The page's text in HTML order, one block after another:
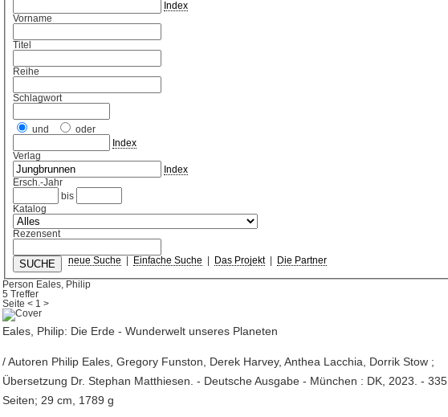
Index
Vorname
Titel
Reihe
Schlagwort
und
oder
Index
Verlag
Index
Ersch.-Jahr
bis
Katalog
Rezensent
neue Suche Einfache Suche Das Projekt| Die Partner
Person Eales, Philip
5 Treffer
Seite< 1 >
Eales, Philip: Die Erde - Wunderwelt unseres Planeten
/ Autoren Philip Eales, Gregory Funston, Derek Harvey, Anthea Lacchia, Dorrik Stow ;
Übersetzung Dr. Stephan Matthiesen. - Deutsche Ausgabe - München : DK, 2023. - 335
Seiten; 29 cm, 1789 g